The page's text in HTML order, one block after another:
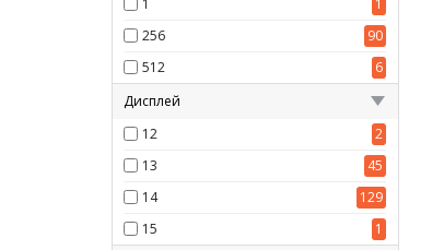
1
1
256
90
512
6
Дисплей
12
2
13
45
14
129
15
1